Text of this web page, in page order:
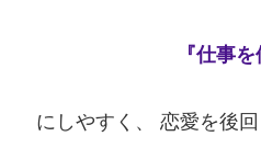
『仕事を
にしやすく、 恋愛を後